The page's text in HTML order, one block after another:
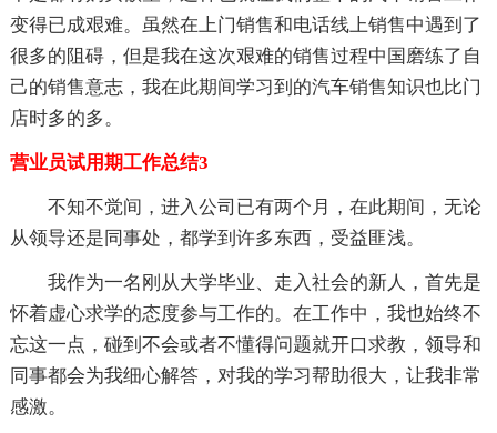
变得已成艰难。虽然在上门销售和电话线上销售中遇到了
很多的阻碍，但是我在这次艰难的销售过程中国磨练了自
己的销售意志，我在此期间学习到的汽车销售知识也比门
店时多的多。
营业员试用期工作总结3
不知不觉间，进入公司已有两个月，在此期间，无论
从领导还是同事处，都学到许多东西，受益匪浅。
我作为一名刚从大学毕业、走入社会的新人，首先是
怀着虚心求学的态度参与工作的。在工作中，我也始终不
忘这一点，碰到不会或者不懂得问题就开口求教，领导和
同事都会为我细心解答，对我的学习帮助很大，让我非常
感激。